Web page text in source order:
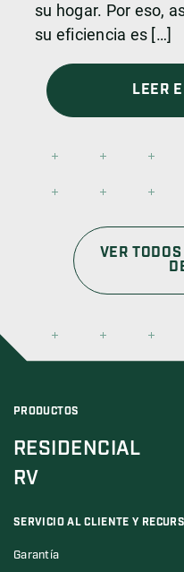
su hogar. Por eso,
su eficiencia es […]
LEER
VER
PRODUCTOS
RESIDENCIAL
RV
SERVICIO AL CLIENTE Y
Garantía